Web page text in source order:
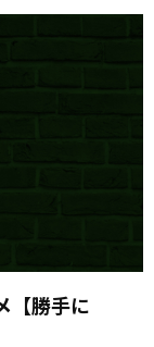
【勝手に